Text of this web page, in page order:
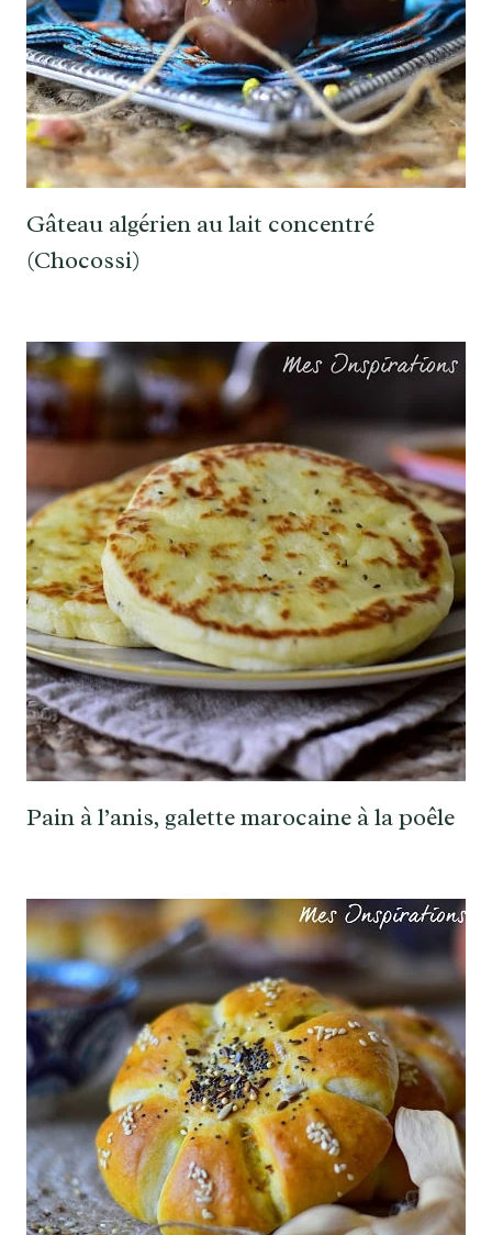
Gâteau algérien au lait concentré
(Chocossi)
Pain à l’anis, galette marocaine à la poêle